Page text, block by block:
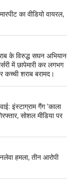
का वीडियो वायरल,
के विरुद्ध सघन अभियान
में छापेमारी कर लगभग
शराब बरामद।
इंस्टाग्राम गैंग ‘काला
सोशल मीडिया पर
हमला, तीन आरोपी